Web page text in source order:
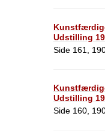
Udstilling
Side 161,
Udstilling
Side 160,